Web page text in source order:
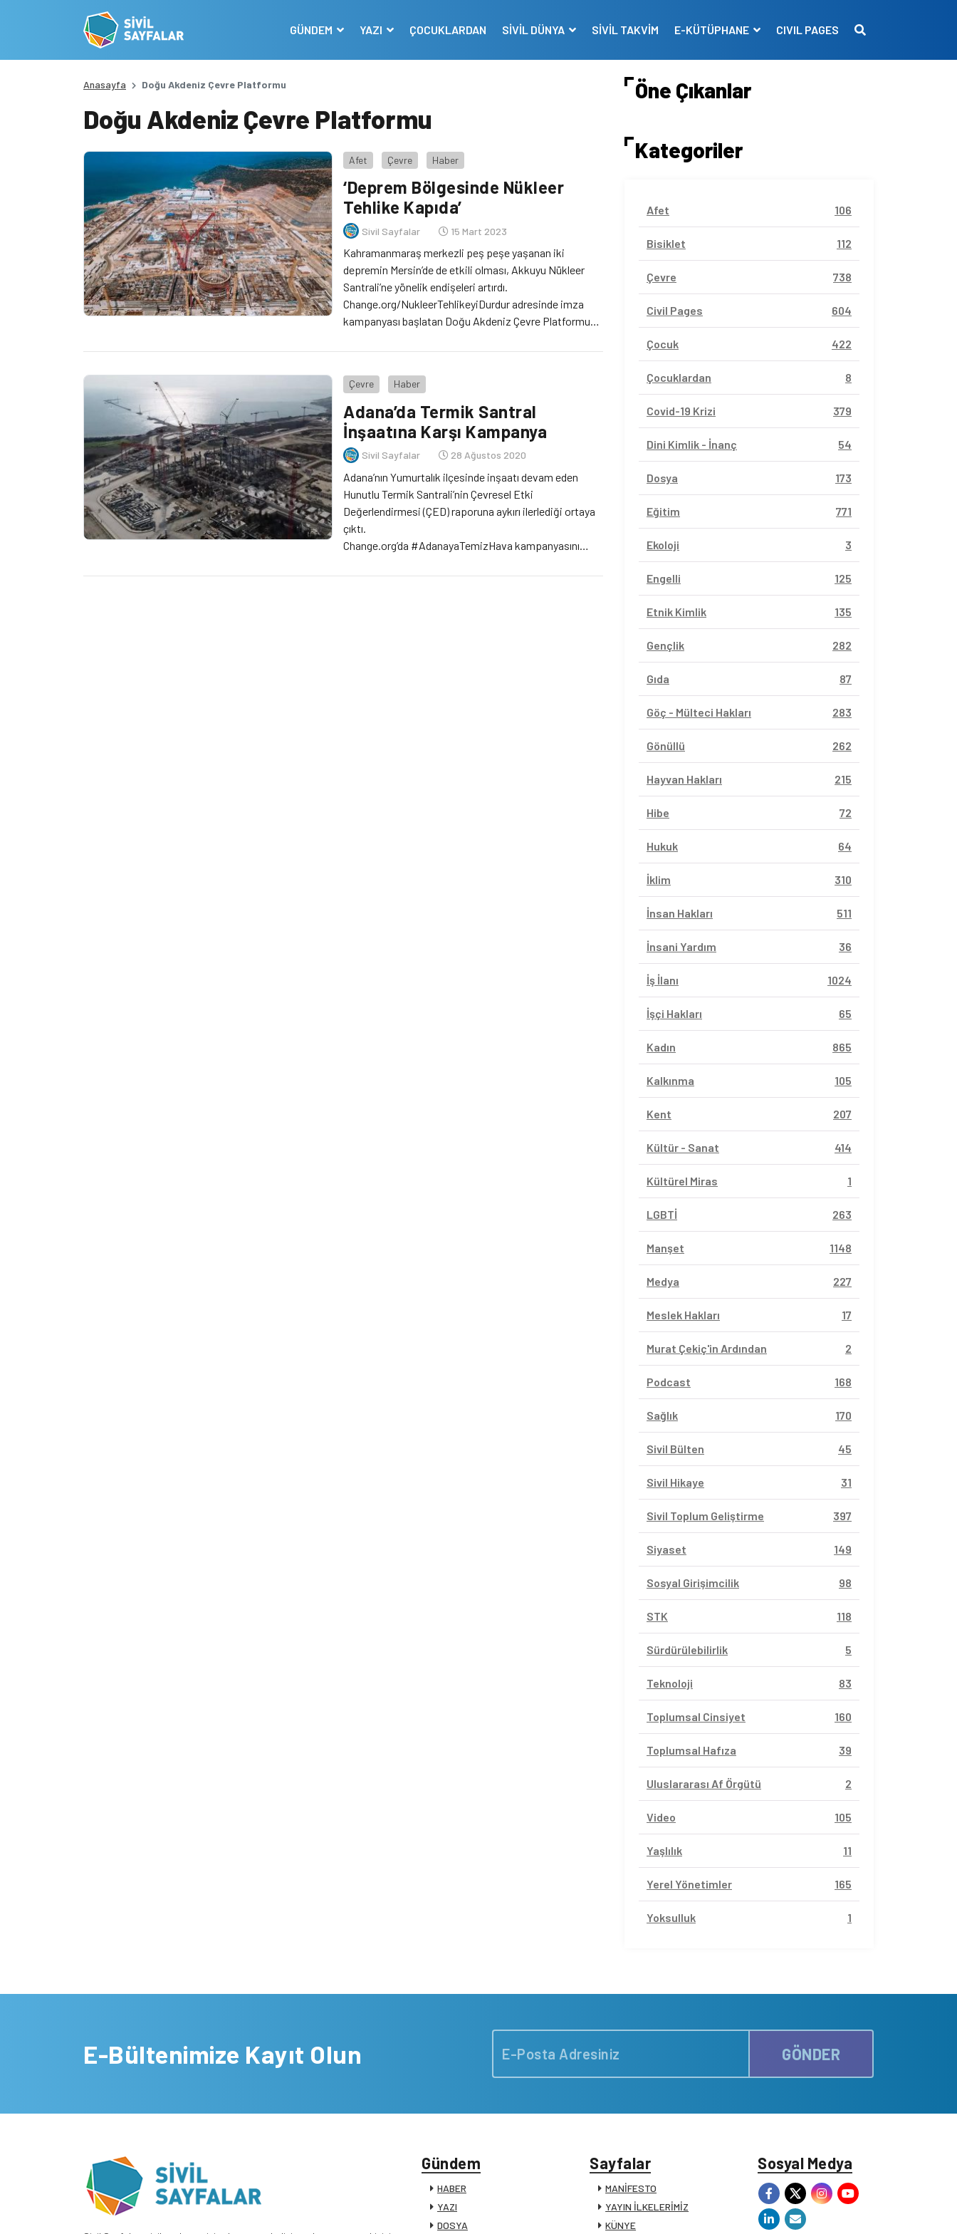
GÜNDEM YAZI ÇOCUKLARDAN SİVİL DÜNYA SİVİL TAKVİM E-KÜTÜPHANE CIVIL PAGES
Anasayfa Doğu Akdeniz Çevre Platformu
Doğu Akdeniz Çevre Platformu
Afet Çevre Haber
‘Deprem Bölgesinde Nükleer
Tehlike Kapıda’
Sivil Sayfalar 15 Mart 2023
Kahramanmaraş merkezli peş peşe yaşanan iki
depremin Mersin’de de etkili olması, Akkuyu Nükleer
Santrali’ne yönelik endişeleri artırdı.
Change.org/NukleerTehlikeyiDurdur adresinde imza
kampanyası başlatan Doğu Akdeniz Çevre Platformu
bulunan santralin yapımının durdurulmasını talep ediyor.
Çevre Haber
Adana’da Termik Santral
İnşaatına Karşı Kampanya
Sivil Sayfalar 28 Ağustos 2020
Adana’nın Yumurtalık ilçesinde inşaatı devam eden
Hunutlu Termik Santrali’nin Çevresel Etki
Değerlendirmesi (ÇED) raporuna aykırı ilerlediği ortaya
çıktı.
Change.org’da #AdanayaTemizHava kampanyasını
alan Doğu Akdeniz Çevre Platformu tarafından yapılan
Öne Çıkanlar
Kategoriler
Afet 106
Bisiklet 112
Çevre 738
Civil Pages 604
Çocuk 422
Çocuklardan 8
Covid-19 Krizi 379
Dini Kimlik - İnanç 54
Dosya 173
Eğitim 771
Ekoloji 3
Engelli 125
Etnik Kimlik 135
Gençlik 282
Gıda 87
Göç - Mülteci Hakları 283
Gönüllü 262
Hayvan Hakları 215
Hibe 72
Hukuk 64
İklim 310
İnsan Hakları 511
İnsani Yardım 36
İş İlanı 1024
İşçi Hakları 65
Kadın 865
Kalkınma 105
Kent 207
Kültür - Sanat 414
Kültürel Miras 1
LGBTİ 263
Manşet 1148
Medya 227
Meslek Hakları 17
Murat Çekiç'in Ardından 2
Podcast 168
Sağlık 170
Sivil Bülten 45
Sivil Hikaye 31
Sivil Toplum Geliştirme 397
Siyaset 149
Sosyal Girişimcilik 98
STK 118
Sürdürülebilirlik 5
Teknoloji 83
Toplumsal Cinsiyet 160
Toplumsal Hafıza 39
Uluslararası Af Örgütü 2
Video 105
Yaşlılık 11
Yerel Yönetimler 165
Yoksulluk 1
E-Bültenimize Kayıt Olun GÖNDER
Gündem
HABER
YAZI
DOSYA
Sayfalar
MANİFESTO
YAYIN İLKELERİMİZ
KÜNYE
Sosyal Medya